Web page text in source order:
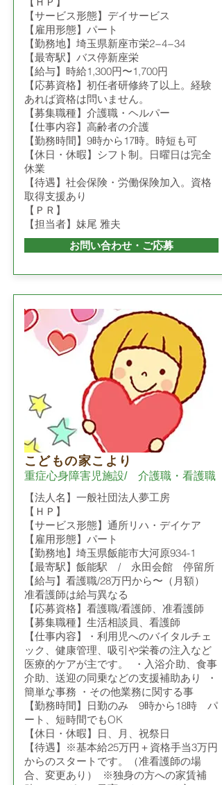
【サービス形態】デイサービス
【雇用形態】パート
【勤務地】埼玉県新座市栄2−4−34
【最寄駅】バス停新座栄
【給与】時給1,300円〜1,700円
【応募資格】初任者研修終了以上。経験
あれば資格は問いません。
【募集職種】介護職・ヘルパー
【仕事内容】高齢者の介護
【勤務時間】9時から17時。時短も可
【休日・休暇】シフト制。日曜日は完全
休業
【待遇】社会保険・労働保険加入。資格
取得支援あり
【ＰＲ】
【担当者】妹尾 雅夫
お問い合わせ・ご応募
こどもの家こより
重症心身障害児施設/ 介護職・看護職
【法人名】一般社団法人夢工房
【ＨＰ】
【サービス形態】通所リハ・デイケア
【雇用形態】パート
【勤務地】埼玉県飯能市大河原934-1
【最寄駅】飯能駅 / 永田会館 停留所
【給与】看護職/28万円から〜（月額）
准看護師は給与異なる
【応募資格】看護職/看護師、准看護師
【募集職種】生活相談員、看護師
【仕事内容】・利用児へのバイタルチェ
ック、健康管理、吸引や栄養の注入など
医療的ケアが主です。 ・入浴介助、食事
介助、送迎の同乗などの支援補助あり ・
簡単な事務 ・その他業務に関する事
【勤務時間】日勤のみ 9時から18時 パ
ート、短時間でもOK
【休日・休暇】日、月、祝祭日
【待遇】※基本給25万円＋資格手当3万円
からのスタートです。（准看護師の場
合、変更あり） ※独身の方への家賃補